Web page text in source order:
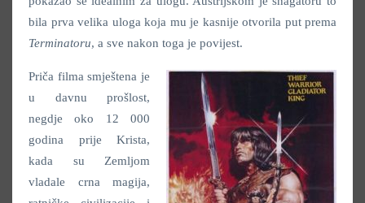
bila prva velika uloga koja mu je kasnije otvorila put prema
Terminatoru, a sve nakon toga je povijest.
Priča filma smještena je
u davnu prošlost,
negdje oko 12 000
godina prije Krista,
kada su Zemljom
vladale crna magija,